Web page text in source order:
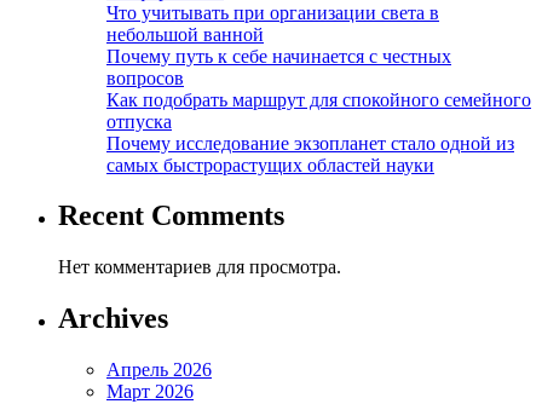
Что учитывать при организации света в
небольшой ванной
Почему путь к себе начинается с честных
вопросов
Как подобрать маршрут для спокойного семейного
отпуска
Почему исследование экзопланет стало одной из
самых быстрорастущих областей науки
Recent Comments
Нет комментариев для просмотра.
Archives
Апрель 2026
Март 2026